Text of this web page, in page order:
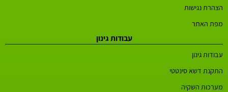
הצהרת נגישות
מפת האתר
עבודות גינון
עבודות גינון
התקנת דשא סינטטי
מערכות השקיה